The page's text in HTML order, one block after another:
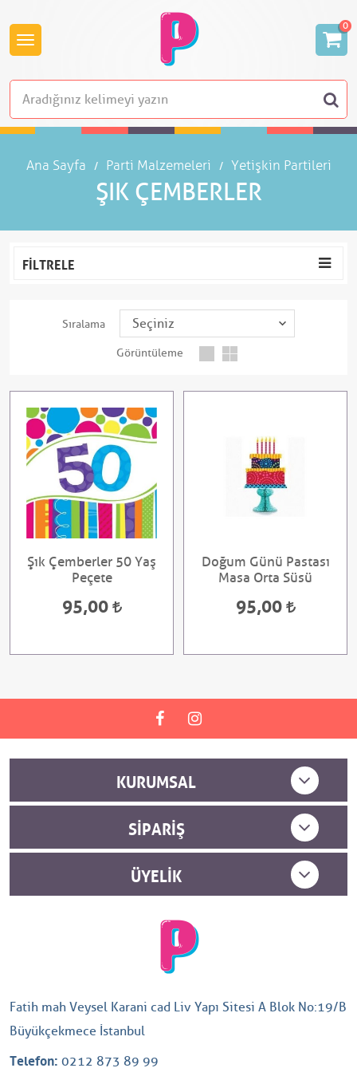
0
Ana Sayfa Parti Malzemeleri Yetişkin Partileri
ŞIK ÇEMBERLER
FILTRELE
Sıralama
Görüntüleme
Şık Çemberler 50 Yaş
Peçete
95,00
Doğum Günü Pastası
Masa Orta Süsü
95,00
KURUMSAL
SIPARIŞ
ÜYELIK
Fatih mah Veysel Karani cad Liv Yapı Sitesi A Blok No:19/B
Büyükçekmece İstanbul
Telefon: 0212 873 89 99